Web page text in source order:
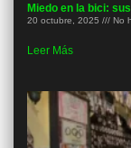
Miedo en la bici:
20 octubre, 2025 No
Leer Más